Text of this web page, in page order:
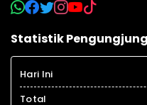
Statistik Pengungjung
Hari Ini
Total